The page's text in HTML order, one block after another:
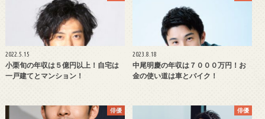
2022.5.15
小栗旬の年収は５億円以上！自宅は
一戸建てとマンション！
2023.8.18
中尾明慶の年収は７０００万円！お
金の使い道は車とバイク！
俳優 俳優